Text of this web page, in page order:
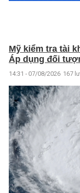
Mỹ kiểm tra tài
Áp dụng đối
14:31 - 07/08/2026 167